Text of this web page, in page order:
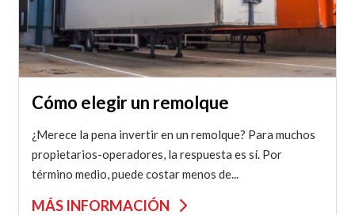
Cómo elegir un remolque
¿Merece la pena invertir en un remolque? Para muchos
propietarios-operadores, la respuesta es sí. Por
término medio, puede costar menos de...
MÁS INFORMACIÓN